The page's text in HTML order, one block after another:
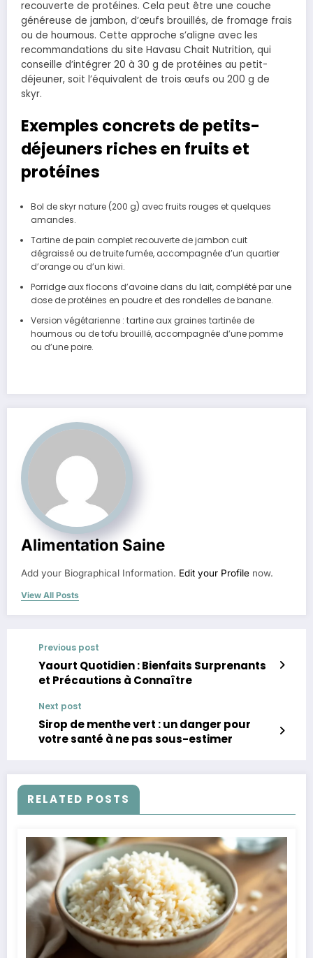
recouverte de protéines. Cela peut être une couche
généreuse de jambon, d’œufs brouillés, de fromage frais
ou de houmous. Cette approche s’aligne avec les
recommandations du site Havasu Chait Nutrition, qui
conseille d’intégrer 20 à 30 g de protéines au petit-
déjeuner, soit l’équivalent de trois œufs ou 200 g de
skyr.
Exemples concrets de petits-
déjeuners riches en fruits et
protéines
Bol de skyr nature (200 g) avec fruits rouges et quelques
amandes.
Tartine de pain complet recouverte de jambon cuit
dégraissé ou de truite fumée, accompagnée d’un quartier
d’orange ou d’un kiwi.
Porridge aux flocons d’avoine dans du lait, complété par une
dose de protéines en poudre et des rondelles de banane.
Version végétarienne : tartine aux graines tartinée de
houmous ou de tofu brouillé, accompagnée d’une pomme
ou d’une poire.
Alimentation Saine
Add your Biographical Information. Edit your Profile now.
View All Posts
Previous post
Yaourt Quotidien : Bienfaits Surprenants
et Précautions à Connaître
Next post
Sirop de menthe vert : un danger pour
votre santé à ne pas sous-estimer
RELATED POSTS